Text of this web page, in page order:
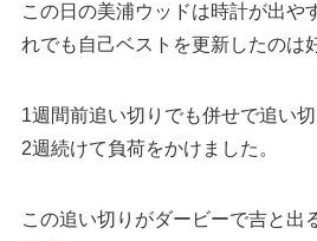
この日の美浦ウッドは時計が出や
れでも自己ベストを更新したのは
1週間前追い切りでも併せで追い
2週続けて負荷をかけました。
この追い切りがダービーで吉と出